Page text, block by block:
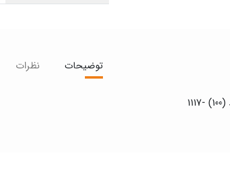
توضیحات نظرات